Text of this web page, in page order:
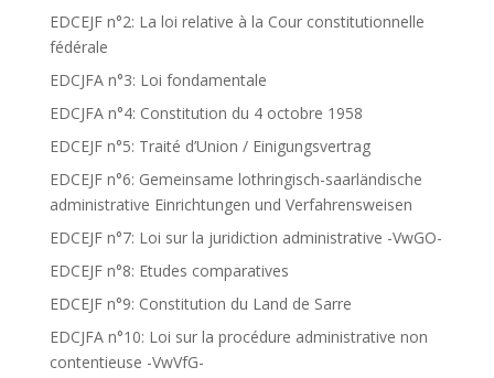
EDCEJF n°2: La loi relative à la Cour constitutionnelle
fédérale
EDCJFA n°3: Loi fondamentale
EDCJFA n°4: Constitution du 4 octobre 1958
EDCEJF n°5: Traité d’Union / Einigungsvertrag
EDCEJF n°6: Gemeinsame lothringisch-saarländische
administrative Einrichtungen und Verfahrensweisen
EDCEJF n°7: Loi sur la juridiction administrative -VwGO-
EDCEJF n°8: Etudes comparatives
EDCEJF n°9: Constitution du Land de Sarre
EDCJFA n°10: Loi sur la procédure administrative non
contentieuse -VwVfG-